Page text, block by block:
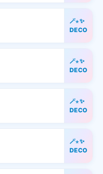
🪄⋆✨
DECO
🪄⋆✨
DECO
🪄⋆✨
DECO
🪄⋆✨
DECO